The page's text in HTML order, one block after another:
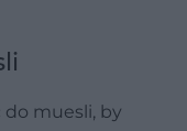
do muesli, by